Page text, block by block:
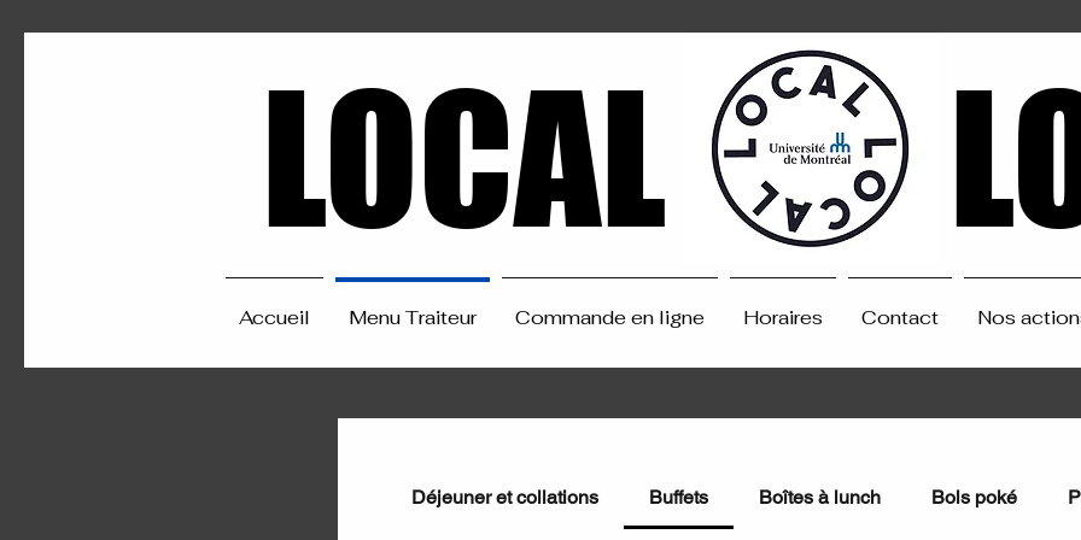
Déjeuner et collations Buffets Boîtes à lunch Bols poké
LOCAL
LOCAL
Accueil Menu Traiteur Commande en ligne Horaires Contact Nos